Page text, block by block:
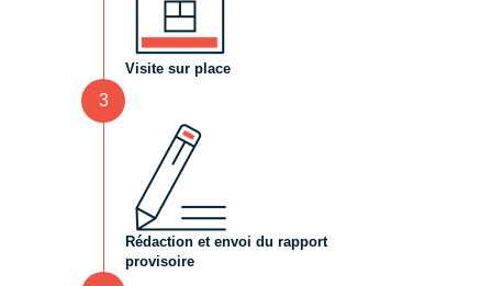
Visite sur place
3
Rédaction et envoi du rapport
provisoire